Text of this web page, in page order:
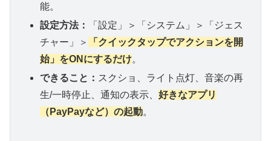
能。
設定方法：
「設定」＞「システム」＞「ジェス
チャー」＞
「クイックタップでアクションを開
始」をONにするだけ。
できること： スクショ、ライト点灯、音楽の再
生/一時停止、通知の表示、好きなアプリ
（PayPayなど）の起動。